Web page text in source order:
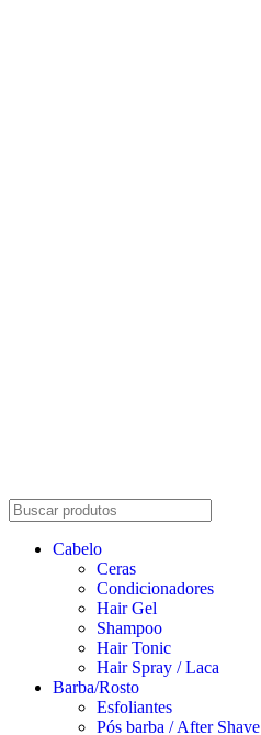
Cabelo
Ceras
Condicionadores
Hair Gel
Shampoo
Hair Tonic
Hair Spray / Laca
Barba/Rosto
Esfoliantes
Pós barba / After Shave